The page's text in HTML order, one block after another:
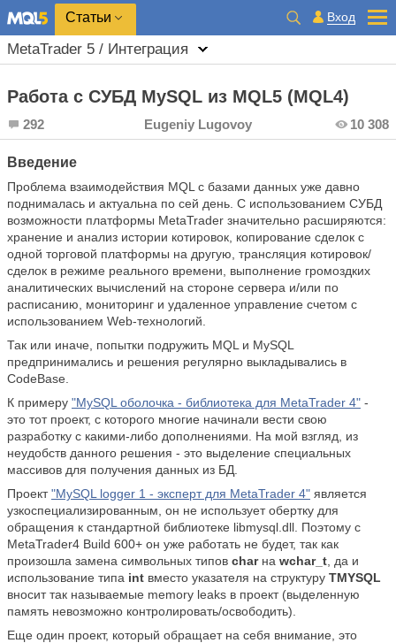
Статьи Вход
MetaTrader 5 / Интеграция
Работа с СУБД MySQL из MQL5 (MQL4)
292 Eugeniy Lugovoy 10 308
Введение
Проблема взаимодействия MQL с базами данных уже давно
поднималась и актуальна по сей день. С использованием СУБД
возможности платформы MetaTrader значительно расширяются:
хранение и анализ истории котировок, копирование сделок с
одной торговой платформы на другую, трансляция котировок/
сделок в режиме реального времени, выполнение громоздких
аналитических вычислений на стороне сервера и/или по
расписанию, мониторинг и удаленное управление счетом с
использованием Web-технологий.
Так или иначе, попытки подружить MQL и MySQL
предпринимались и решения регулярно выкладывались в
CodeBase.
К примеру "MySQL оболочка - библиотека для MetaTrader 4" -
это тот проект, с которого многие начинали вести свою
разработку с какими-либо дополнениями. На мой взгляд, из
неудобств данного решения - это выделение специальных
массивов для получения данных из БД.
Проект"MySQL logger 1 - эксперт для MetaTrader 4" является
узкоспециализированным, он не использует обертку для
обращения к стандартной библиотеке libmysql.dll. Поэтому с
MetaTrader4 Build 600+ он уже работать не будет, так как
произошла замена символьных типов charна wchar_t , да и
использование типа int вместо указателя на структуру TMYSQL
вносит так называемые memory leaks в проект (выделенную
память невозможно контролировать/освободить).
Еще один проект, который обращает на себя внимание, это